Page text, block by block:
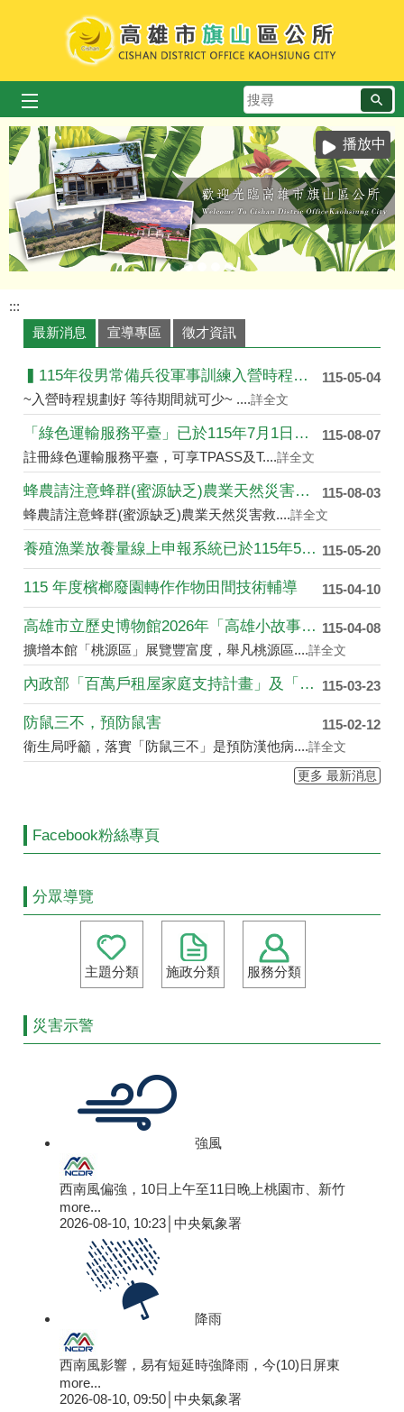
跳到主要內容區塊
搜
尋
播放中
:::
最新消息
宣導專區 徵才資訊
115-05-04
▍115年役男常備兵役軍事訓練入營時程申請 ▍
~入營時程規劃好 等待期間就可少~ ....詳全文
115-08-07
「綠色運輸服務平臺」已於115年7月1日上線提供服....
註冊綠色運輸服務平臺，可享TPASS及T....詳全文
115-08-03
蜂農請注意蜂群(蜜源缺乏)農業天然災害救助開始受理....
蜂農請注意蜂群(蜜源缺乏)農業天然災害救....詳全文
115-05-20
養殖漁業放養量線上申報系統已於115年5月4日於農....
115-04-10
115 年度檳榔廢園轉作作物田間技術輔導
115-04-08
高雄市立歷史博物館2026年「高雄小故事」創作徵件....
擴增本館「桃源區」展覽豐富度，舉凡桃源區....詳全文
115-03-23
內政部「百萬戶租屋家庭支持計畫」及「青年婚育租屋協....
115-02-12
防鼠三不，預防鼠害
衛生局呼籲，落實「防鼠三不」是預防漢他病....詳全文
更多 最新消息
Facebook粉絲專頁
分眾導覽
主題分類 施政分類 服務分類
災害示警
強風
西南風偏強，10日上午至11日晚上桃園市、新竹
more...
2026-08-10, 10:23│中央氣象署
降雨
西南風影響，易有短延時強降雨，今(10)日屏東
more...
2026-08-10, 09:50│中央氣象署